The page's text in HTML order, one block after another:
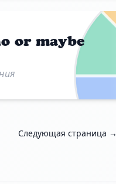
or maybe
Следующая страница →